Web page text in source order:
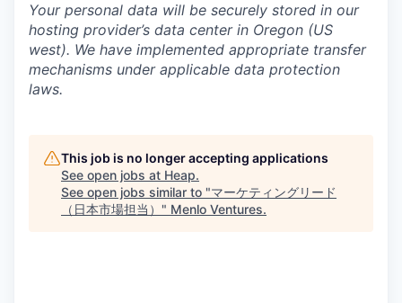
Your personal data will be securely stored in our
hosting provider’s data center in Oregon (US
west). We have implemented appropriate transfer
mechanisms under applicable data protection
laws.
This job is no longer accepting applications
See open jobs at Heap.
See open jobs similar to "マーケティングリード
（日本市場担当） " Menlo Ventures.